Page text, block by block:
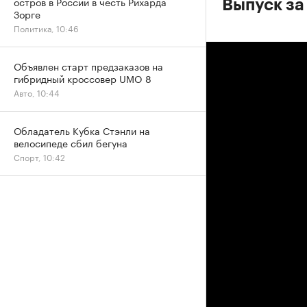
Выпуск
Зорге
Политика, 10:46
Объявлен старт предзаказов на
гибридный кроссовер UMO 8
Авто, 10:44
Обладатель Кубка Стэнли на
велосипеде сбил бегуна
Спорт, 10:42